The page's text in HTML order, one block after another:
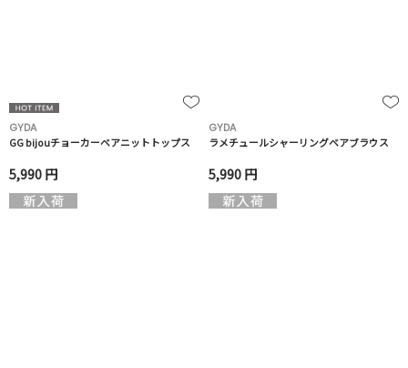
GYDA
GG bijouチョーカーベアニットトップス
5,990 円
GYDA
ラメチュールシャーリングベアブラウス
5,990 円